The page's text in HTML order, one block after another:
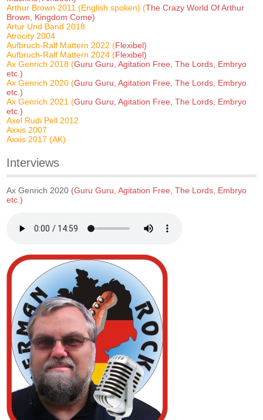
Arthur Brown 2011 (English spoken) (The Crazy World Of Arthur
Brown, Kingdom Come)
Artur Und Band 2018
Atrocity 2004
Aufbruch-Ralf Mattern 2022 (Flexibel)
Aufbruch-Ralf Mattern 2024 (Flexibel)
Ax Genrich 2018 (Guru Guru, Agitation Free, The Lords, Embryo
etc.)
Ax Genrich 2020 (Guru Guru, Agitation Free, The Lords, Embryo
etc.)
Ax Genrich 2021 (Guru Guru, Agitation Free, The Lords, Embryo
etc.)
Axel Rudi Pell 2012
Axxis 2007
Axxis 2017 (AK)
Interviews
Ax Genrich 2020 (Guru Guru, Agitation Free, The Lords, Embryo
etc.)